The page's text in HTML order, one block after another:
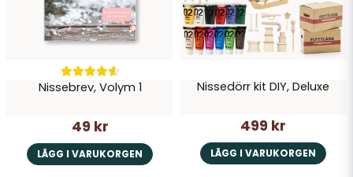
Skicka fråga
Nissebrev, Volym 1
49 kr
LÄGG I VARUKORGEN
Nissedörr kit DIY, Deluxe
499 kr
LÄGG I VARUKORGEN